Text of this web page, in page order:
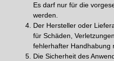
Es darf nur für die
werden.
Der Hersteller oder
für Schäden,
fehlerhafter Handhabung
Die Sicherheit des